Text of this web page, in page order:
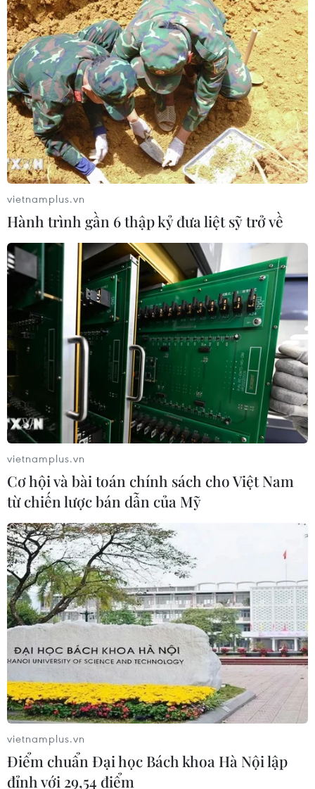
TIN CÙNG CHUYÊN MỤC
Galaxy Z Fold 8 vượt bản
Ultra, trở thành 'át chủ bài' doanh số
tại Việt Nam?
09/08/2026 04:14
Xe điện Trung Quốc mở rộng
cuộc đua công nghệ ra Đông Nam Á
08/08/2026 03:00
ChatGPT cung cấp tính năng chat
không giới hạn cho người dùng miễn
vietnamplus.vn
Hành trình gần 6 thập kỷ đưa liệt sỹ trở về
vietnamplus.vn
Cơ hội và bài toán chính sách cho Việt Nam
từ chiến lược bán dẫn của Mỹ
vietnamplus.vn
Điểm chuẩn Đại học Bách khoa Hà Nội lập
đỉnh với 29,54 điểm